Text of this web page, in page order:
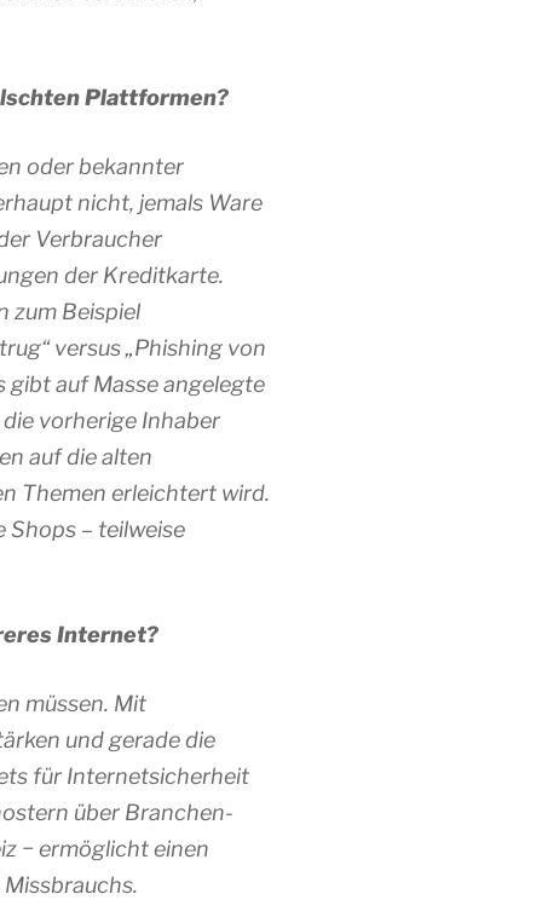
Plattformen?
oder bekannter
nicht, jemals Ware
Verbraucher
der Kreditkarte.
zum Beispiel
versus „Phishing von
gibt auf Masse angelegte
vorherige Inhaber
auf die alten
Themen erleichtert wird.
Shops – teilweise
Internet?
müssen. Mit
und gerade die
für Internetsicherheit
über Branchen-
− ermöglicht einen